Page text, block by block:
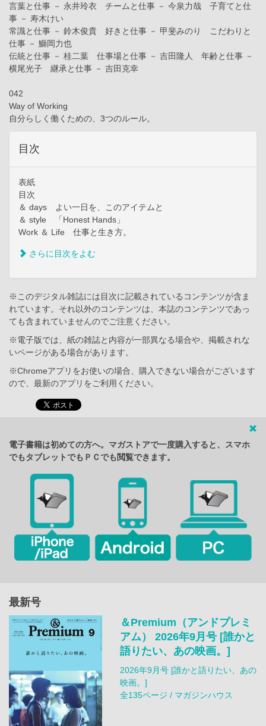
言葉と仕事 － 永井玲衣 チームと仕事 － 今泉力哉 子育てと仕
事 － 寿木けい
常識と仕事 － 鈴木俊貴 好きと仕事 － 甲斐みのり こだわりと
仕事 － 鰤岡力也
伝統と仕事 － 桂二葉 仕事場と仕事 － 吉田隆人 年齢と仕事 －
横尾光子 継承と仕事 － 吉田克幸
042
Way of Working
自分らしく働くための、3つのルール。
目次
表紙
目次
＆ days よい一日を、このアイテムと
＆ style 「Honest Hands」
Work ＆ Life 仕事と生き方。
さらに目次をよむ
※このデジタル雑誌には目次に記載されているコンテンツが含ま
れています。それ以外のコンテンツは、本誌のコンテンツであっ
ても含まれていませんのでご注意ください。
※電子版では、紙の雑誌と内容が一部異なる場合や、掲載されな
いページがある場合があります。
※Chromeアプリをお使いの場合、購入できない場合がございます
ので、最新のアプリをご利用ください。
電子書籍は初めての方へ。マガストアで一度購入すると、スマホ
でもタブレットでもＰＣでも閲覧できます。
最新号
＆Premium（アンドプレミ
アム） 2026年9月号 [誰かと
語りたい、あの映画。]
2026年9月号 [誰かと語りたい、あの
映画。]
全135ページ / マガジンハウス